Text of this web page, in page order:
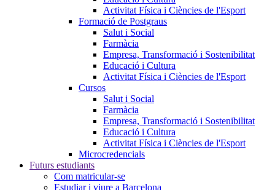
Activitat Física i Ciències de l'Esport
Formació de Postgraus
Salut i Social
Farmàcia
Empresa, Transformació i Sostenibilitat
Educació i Cultura
Activitat Física i Ciències de l'Esport
Cursos
Salut i Social
Farmàcia
Empresa, Transformació i Sostenibilitat
Educació i Cultura
Activitat Física i Ciències de l'Esport
Microcredencials
Futurs estudiants
Com matricular-se
Estudiar i viure a Barcelona